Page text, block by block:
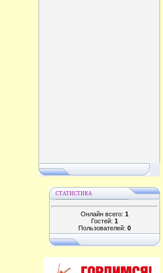
СТАТИСТИКА
Онлайн всего: 1
Гостей: 1
Пользователей: 0